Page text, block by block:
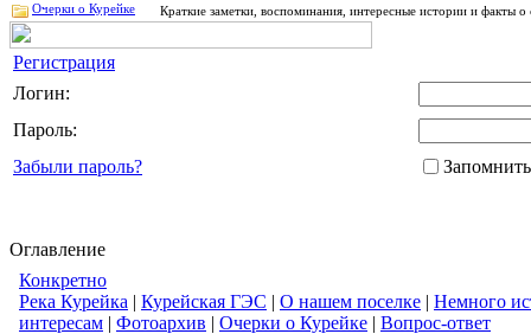
Очерки о Курейке
Краткие заметки, воспоминания, интересные истории и факты
Регистрация
Логин:
Пароль:
Забыли пароль?
Оглавление
Конкретно
Река Курейка | Курейская ГЭС | О нашем поселке | Немного
интересам | Фотоархив | Очерки о Курейке | Вопрос-ответ